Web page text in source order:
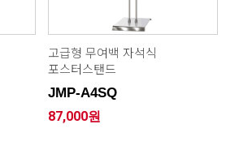
고급형 무여백 자석식
포스터스탠드
JMP-A4SQ
87,000원